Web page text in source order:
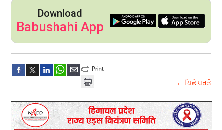
Download
Babushahi App
← ਪਿਛੇ ਪਰਤੋ